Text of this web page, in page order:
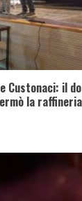
Custonaci: il
la